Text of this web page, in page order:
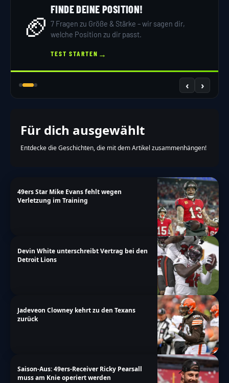
🏈
FINDE DEINE POSITION!
7 Fragen zu Größe & Stärke – wir sagen dir,
welche Position zu dir passt.
TEST STARTEN →
‹ ›
Für dich ausgewählt
Entdecke die Geschichten, die mit dem Artikel zusammenhängen!
49ers Star Mike Evans fehlt wegen
Verletzung im Training
Devin White unterschreibt Vertrag bei den
Detroit Lions
Jadeveon Clowney kehrt zu den Texans
zurück
Saison-Aus: 49ers-Receiver Ricky Pearsall
muss am Knie operiert werden